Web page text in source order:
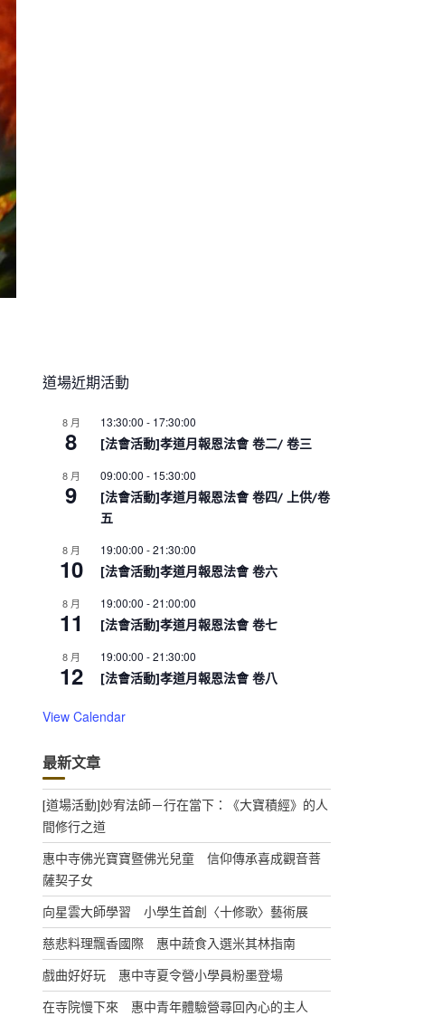
道場近期活動
8 月
8
13:30:00 - 17:30:00
[法會活動]孝道月報恩法會 卷二/ 卷三
8 月
9
09:00:00 - 15:30:00
[法會活動]孝道月報恩法會 卷四/ 上供/卷
五
8 月
10
19:00:00 -21:30:00
[法會活動]孝道月報恩法會 卷六
8 月
11
19:00:00 -21:00:00
[法會活動]孝道月報恩法會 卷七
8 月
12
19:00:00 -21:30:00
[法會活動]孝道月報恩法會 卷八
View Calendar
最新文章
[道場活動]妙宥法師－行在當下：《大寶積經》的人
間修行之道
惠中寺佛光寶寶暨佛光兒童 信仰傳承喜成觀音菩
薩契子女
向星雲大師學習 小學生首創〈十修歌〉藝術展
慈悲料理飄香國際 惠中蔬食入選米其林指南
戲曲好好玩 惠中寺夏令營小學員粉墨登場
在寺院慢下來 惠中青年體驗營尋回內心的主人